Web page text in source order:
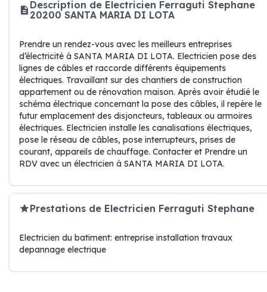
Description de Electricien Ferraguti Stephane
20200 SANTA MARIA DI LOTA
Prendre un rendez-vous avec les meilleurs entreprises
d’électricité à SANTA MARIA DI LOTA. Electricien pose des
lignes de câbles et raccorde différents équipements
électriques. Travaillant sur des chantiers de construction
appartement ou de rénovation maison. Après avoir étudié le
schéma électrique concernant la pose des câbles, il repère le
futur emplacement des disjoncteurs, tableaux ou armoires
électriques. Electricien installe les canalisations électriques,
pose le réseau de câbles, pose interrupteurs, prises de
courant, appareils de chauffage. Contacter et Prendre un
RDV avec un électricien à SANTA MARIA DI LOTA.
Prestations de Electricien Ferraguti Stephane
Electricien du batiment: entreprise installation travaux
depannage electrique